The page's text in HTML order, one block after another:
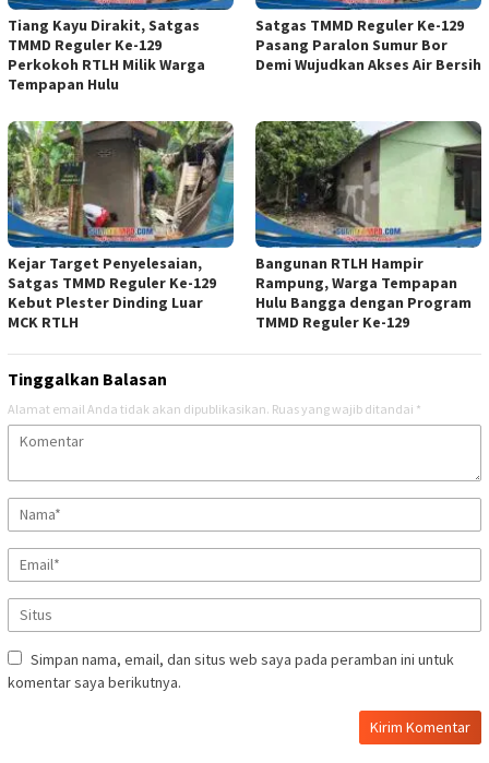
Tiang Kayu Dirakit, Satgas
TMMD Reguler Ke-129
Perkokoh RTLH Milik Warga
Tempapan Hulu
Satgas TMMD Reguler Ke-129
Pasang Paralon Sumur Bor
Demi Wujudkan Akses Air Bersih
Kejar Target Penyelesaian,
Satgas TMMD Reguler Ke-129
Kebut Plester Dinding Luar
MCK RTLH
Bangunan RTLH Hampir
Rampung, Warga Tempapan
Hulu Bangga dengan Program
TMMD Reguler Ke-129
Tinggalkan Balasan
Alamat email Anda tidak akan dipublikasikan. Ruas yang wajib ditandai *
Simpan nama, email, dan situs web saya pada peramban ini untuk
komentar saya berikutnya.